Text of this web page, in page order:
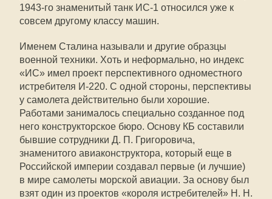
1943-го знаменитый танк ИС-1 относился уже к
совсем другому классу машин.
Именем Сталина называли и другие образцы
военной техники. Хоть и неформально, но индекс
«ИС» имел проект перспективного одноместного
истребителя И-220. С одной стороны, перспективы
у самолета действительно были хорошие.
Работами занималось специально созданное под
него конструкторское бюро. Основу КБ составили
бывшие сотрудники Д. П. Григоровича,
знаменитого авиаконструктора, который еще в
Российской империи создавал первые (и лучшие)
в мире самолеты морской авиации. За основу был
взят один из проектов «короля истребителей» Н. Н.